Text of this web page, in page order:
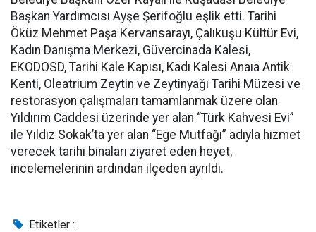
Başkan Yardımcısı Ayşe Şerifoğlu eşlik etti. Tarihi
Öküz Mehmet Paşa Kervansarayı, Çalıkuşu Kültür Evi,
Kadın Danışma Merkezi, Güvercinada Kalesi,
EKODOSD, Tarihi Kale Kapısı, Kadı Kalesi Anaıa Antik
Kenti, Oleatrium Zeytin ve Zeytinyağı Tarihi Müzesi ve
restorasyon çalışmaları tamamlanmak üzere olan
Yıldırım Caddesi üzerinde yer alan “Türk Kahvesi Evi”
ile Yıldız Sokak’ta yer alan “Ege Mutfağı” adıyla hizmet
verecek tarihi binaları ziyaret eden heyet,
incelemelerinin ardından ilçeden ayrıldı.
Etiketler :